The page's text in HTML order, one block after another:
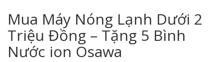
Mua Máy Nóng Lạnh Dưới 2
Triệu Đồng – Tặng 5 Bình
Nước ion Osawa